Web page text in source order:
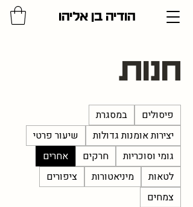
הודיה בן אליהו
חנות
פיסולים
במסגרת
יצירות אומנות גדולות
שיעור פרטי
גומי וסוכריות
חרקים
אחרים
לטאות
מיניאטורות
ציפורים
צמחים